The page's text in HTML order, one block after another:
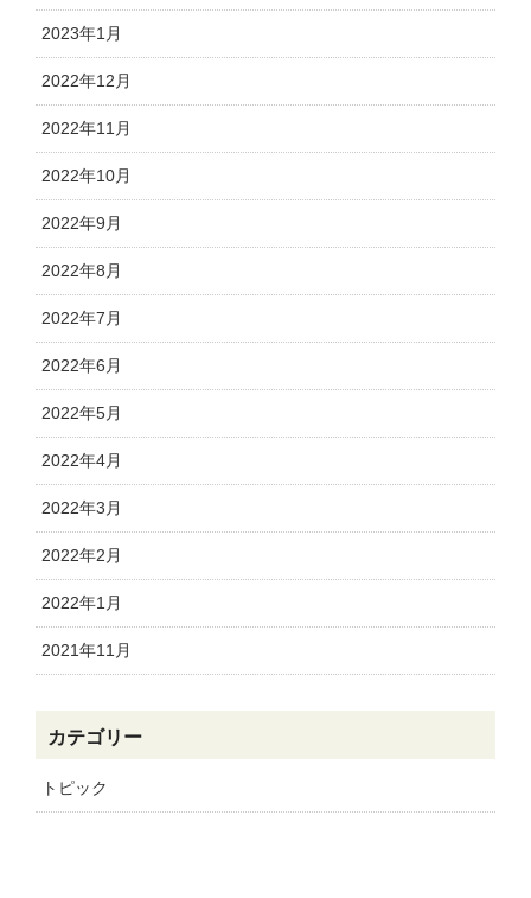
2023年1月
2022年12月
2022年11月
2022年10月
2022年9月
2022年8月
2022年7月
2022年6月
2022年5月
2022年4月
2022年3月
2022年2月
2022年1月
2021年11月
カテゴリー
トピック